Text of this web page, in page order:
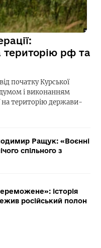
територію рф та
початку Курської
і виконанням
на територію держави-
Ращук: «Воєнні
спільного з
історія
російський полон